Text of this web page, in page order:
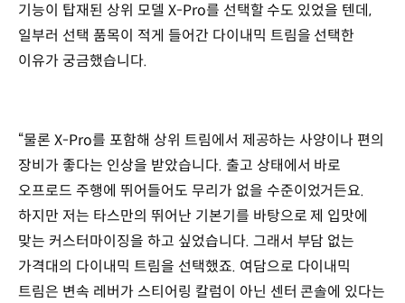
기능이 탑재된 상위 모델 X-Pro를 선택할 수도 있었을 텐데,
일부러 선택 품목이 적게 들어간 다이내믹 트림을 선택한
이유가 궁금했습니다.
“물론 X-Pro를 포함해 상위 트림에서 제공하는 사양이나 편의
장비가 좋다는 인상을 받았습니다. 출고 상태에서 바로
오프로드 주행에 뛰어들어도 무리가 없을 수준이었거든요.
하지만 저는 타스만의 뛰어난 기본기를 바탕으로 제 입맛에
맞는 커스터마이징을 하고 싶었습니다. 그래서 부담 없는
가격대의 다이내믹 트림을 선택했죠. 여담으로 다이내믹
트림은 변속 레버가 스티어링 칼럼이 아닌 센터 콘솔에 있다는